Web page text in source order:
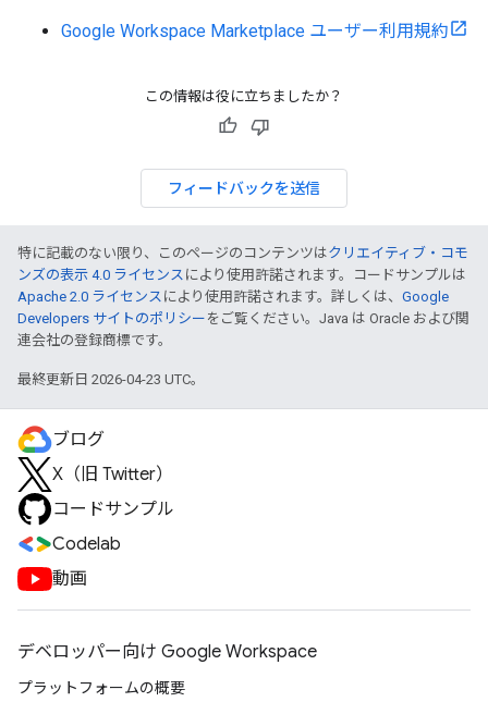
Google Workspace Marketplace ユーザー利用規約
この情報は役に立ちましたか？
フィードバックを送信
特に記載のない限り、このページのコンテンツはクリエイティブ・コモ
ンズの表示 4.0 ライセンス により使用許諾されます。コードサンプルは
Apache 2.0 ライセンス により使用許諾されます。詳しくは、 Google
Developers サイトのポリシー をご覧ください。Java は Oracle および関
連会社の登録商標です。
最終更新日 2026-04-23 UTC。
ブログ
X（旧 Twitter）
コードサンプル
Codelab
動画
デベロッパー向け Google Workspace
プラットフォームの概要